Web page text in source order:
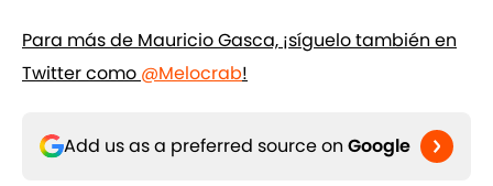
Para más de Mauricio Gasca, ¡síguelo también en
Twitter como @Melocrab!
Add us as a preferred source on Google